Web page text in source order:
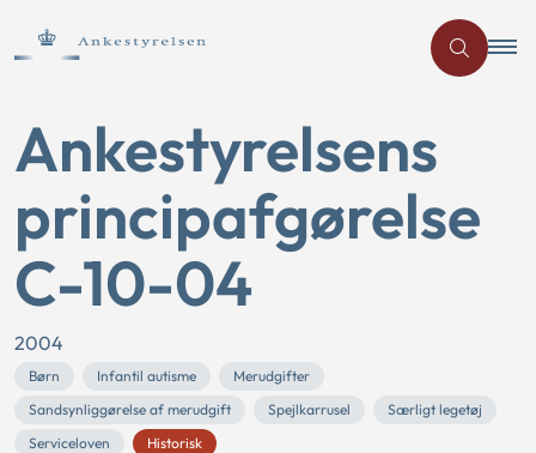
Ankestyrelsens
principafgørelse
C-10-04
2004
Børn Infantil autisme
Merudgifter
Sandsynliggørelse af merudgift
Spejlkarrusel
Særligt legetøj
Serviceloven
Historisk